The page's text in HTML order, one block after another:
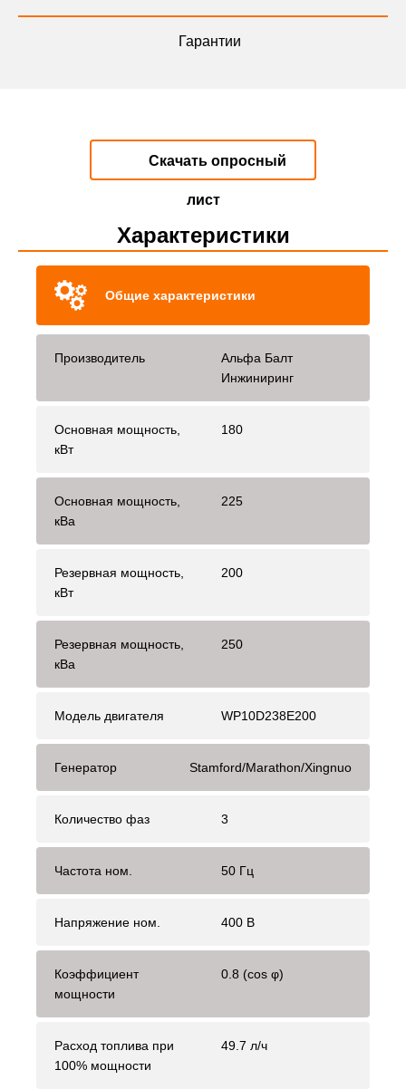
Гарантии
Скачать опросный
лист
Характеристики
Общие характеристики
Производитель
Альфа Балт
Инжиниринг
Основная мощность,
кВт
180
Основная мощность,
кВа
225
Резервная мощность,
кВт
200
Резервная мощность,
кВа
250
Модель двигателя WP10D238E200
Генератор Stamford/Marathon/Xingnuo
Количество фаз 3
Частота ном. 50 Гц
Напряжение ном. 400 В
Коэффициент
мощности
0.8 (cos φ)
Расход топлива при
100% мощности
49.7 л/ч